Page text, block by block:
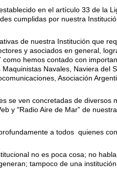
en el artículo 33 de la
cumplidas por nuestra
de nuestra Institución que
y asociados en general,
como hemos contado con
Navales, Naviera del
Asociación
se ven concretadas de
y "Radio Aire de Mar” de
a todos quienes
no es poca cosa; no
tampoco de una